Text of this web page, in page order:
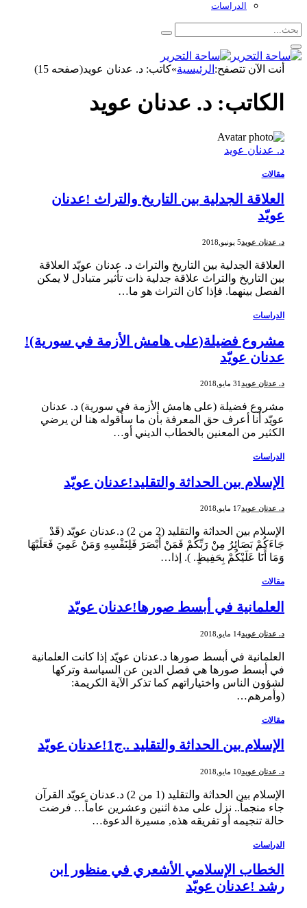
الدراسات
أنت الآن تتصفح:الرئيسية»كاتب: د. عدنان عويد(صفحه 15)
الكاتب: د. عدنان عويد
د. عدنان عويد
مقالات
العلاقة الجدلية بين التاريخ والتراث !عدنان
عويّد
د. عدنان عويد5 يونيو,2018
العلاقة الجدلية بين التاريخ والتراث د. عدنان عويّد العلاقة
بين التاريخ والتراث علاقة جدلية ذات تأثير متبادل لا يمكن
الفصل بينهما. فإذا كان التراث هو ما…
الدراسات
مشروع فضيلة(على هامش الأزمة في سورية)!
عدنان عويّد
د. عدنان عويد31 مايو,2018
مشروع فضيلة (على هامش الأزمة في سورية) د. عدنان
عويّد أنا أعرف حق المعرفة بأن ما سأقوله هنا لن يرضي
الكثير من المعنين بالخطاب الديني أو…
الدراسات
الإسلام بين الحداثة والتقليد!عدنان عويّد
د. عدنان عويد17 مايو,2018
الإسلام بين الحداثة والتقليد (2 من 2) د.عدنان عويّد (قَدْ
جَاءَكُمْ بَصَائِرُ مِنْ رَبِّكُمْ فَمَنْ أَبْصَرَ فَلِنَفْسِهِ وَمَنْ عَمِيَ فَعَلَيْهَا
وَمَا أَنَا عَلَيْكُمْ بِحَفِيظٍ. ). إذا…
مقالات
العلمانية في أبسط صورها!عدنان عويّد
د. عدنان عويد14 مايو,2018
العلمانية في أبسط صورها د.عدنان عويّد إذا كانت العلمانية
في أبسط صورها هي فصل الدين عن السياسة وتركها
لشؤون الناس واختياراتهم كما تذكر الآية الكريمة:
(وأمرهم…
مقالات
الإسلام بين الحداثة والتقليد ..ج1!عدنان عويّد
د. عدنان عويد10 مايو,2018
الإسلام بين الحداثة والتقليد (1 من 2) د.عدنان عويّد القرآن
جاء منجماً.. نزل على مدة اثنين وعشرين عاماً… فرضت
حالة تنجيمه أو تفريقه هذه, مسيرة الدعوة…
الدراسات
الخطاب الإسلامي الأشعري في منظور ابن
رشد !عدنان عويّد